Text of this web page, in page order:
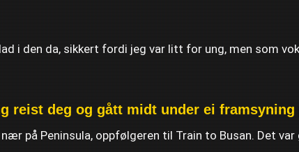
i den da, sikkert fordi jeg var litt for ung, men som
reist deg og gått midt under ei framsyning
på Peninsula, oppfølgeren til Train to Busan. Det